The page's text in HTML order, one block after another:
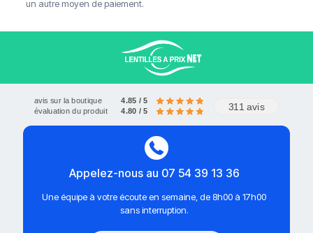
un autre moyen de paiement.
avis sur la boutique 4.85 / 5
évaluation du produit 4.80 / 5 311 avis
Appelez-nous au 07 54 39 13 36
Une équipe à votre écoute en semaine, de 8h00 à 17h00
sans interruption.